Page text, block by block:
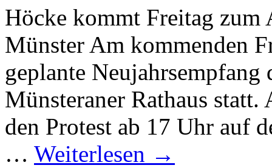
Höcke kommt Freitag zum
Münster Am kommenden
geplante
Münsteraner Rathaus
den Protest ab 17 Uhr auf
… Weiterlesen →